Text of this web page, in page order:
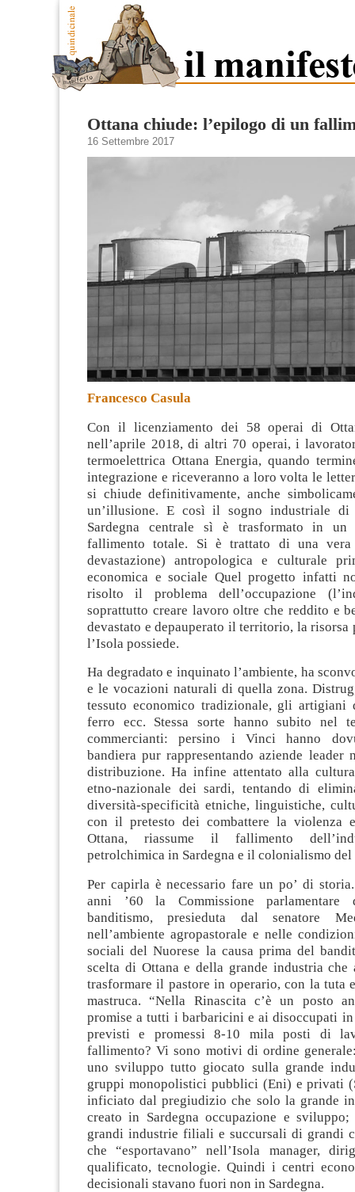
Ottana chiude: l’epilogo di un
16 Settembre 2017
Francesco Casula
Con il licenziamento dei 58 operai di
nell’aprile 2018, di altri 70 operai, i
termoelettrica Ottana Energia, quando
integrazione e riceveranno a loro volta le
si chiude definitivamente, anche
un’illusione. E così il sogno industriale di
Sardegna centrale sì è trasformato in
fallimento totale. Si è trattato di una
devastazione) antropologica e culturale
economica e sociale Quel progetto infatti
risolto il problema dell’occupazione
soprattutto creare lavoro oltre che reddito e
devastato e depauperato il territorio, la risorsa
l’Isola possiede.
Ha degradato e inquinato l’ambiente, ha
e le vocazioni naturali di quella zona.
tessuto economico tradizionale, gli artigiani
ferro ecc. Stessa sorte hanno subito nel
commercianti: persino i Vinci hanno
bandiera pur rappresentando aziende leader
distribuzione. Ha infine attentato alla
etno-nazionale dei sardi, tentando di
diversità-specificità etniche, linguistiche,
con il pretesto dei combattere la violenza
Ottana, riassume il fallimento
petrolchimica in Sardegna e il colonialismo
Per capirla è necessario fare un po’ di
anni ’60 la Commissione parlamentare
banditismo, presieduta dal senatore
nell’ambiente agropastorale e nelle
sociali del Nuorese la causa prima del
scelta di Ottana e della grande industria che
trasformare il pastore in operario, con la tuta
mastruca. “Nella Rinascita c’è un posto
promise a tutti i barbaricini e ai disoccupati
previsti e promessi 8-10 mila posti di
fallimento? Vi sono motivi di ordine
uno sviluppo tutto giocato sulla grande
gruppi monopolistici pubblici (Eni) e privati
inficiato dal pregiudizio che solo la grande
creato in Sardegna occupazione e
grandi industrie filiali e succursali di grandi
che “esportavano” nell’Isola manager,
qualificato, tecnologie. Quindi i centri
decisionali stavano fuori non in Sardegna.